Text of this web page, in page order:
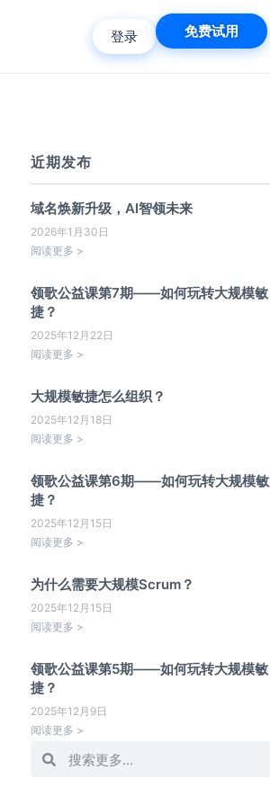
登录 免费试用
近期发布
域名焕新升级，AI智领未来
2026年1月30日
阅读更多 >
领歌公益课第7期——如何玩转大规模敏
捷？
2025年12月22日
阅读更多 >
大规模敏捷怎么组织？
2025年12月18日
阅读更多 >
领歌公益课第6期——如何玩转大规模敏
捷？
2025年12月15日
阅读更多 >
为什么需要大规模Scrum？
2025年12月15日
阅读更多 >
领歌公益课第5期——如何玩转大规模敏
捷？
2025年12月9日
阅读更多 >